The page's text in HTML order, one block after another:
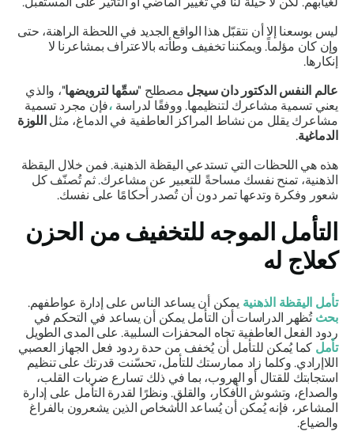
ليس بوسعنا إلا أن نتقبّل هذا الواقع الجديد في اللحظة الراهنة، حتى
وإن كان مؤلماً. ويمكننا تخفيف وطأته بالاعتراف بمشاعرنا لا
إنكارها.
عالم النفس الدكتور دان سيجلمصطلح "سمِّها لترويضها"، والذي
يعني تسمية مشاعرك لتنظيمها. ووفقًا لدراسة،فإن مجرد تسمية
مشاعرك يقلل من نشاط المراكز العاطفية في الدماغ، مثل اللوزة
الدماغية.
هذه هي اللحظات التي تستدعي اليقظة الذهنية. فمن خلال اليقظة
الذهنية، تمنح نفسك مساحةً للتعبير عن مشاعرك. ثم تُصنّف كل
شعور وفكرة وتدعها تمر دون أن تُصدر أحكامًا على نفسك.
التأمل الموجه للتخفيف من الحزن
كعلاج له
تأمل اليقظة الذهنيةيمكن أن يساعد الناس على إدارة عواطفهم.
بحثتُظهر الدراسات أن التأمل يمكن أن يساعد في التحكم في
ردود الفعل العاطفية تجاه المحفزات السلبية. على المدى الطويل
تأملكما يُمكن للتأمل أن يُخفف من حدة ردود فعل الجهاز العصبي
اللاإرادي. وكلما زاد ممارستك للتأمل، تحسّنت قدرتك على تنظيم
استجابتك للقتال أو الهروب، بما في ذلك تسارع ضربات القلب،
والصداع، وتشوش الأفكار، والقلق. ونظرًا لقدرة التأمل على إدارة
المشاعر، فإنه يُمكن أن يُساعد الأشخاص الذين يشعرون بالفراغ
والضياع.